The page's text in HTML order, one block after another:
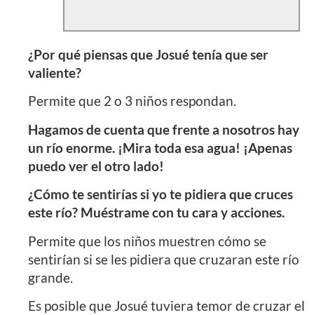
¿Por qué piensas que Josué tenía que ser
valiente?
Permite que 2 o 3 niños respondan.
Hagamos de cuenta que frente a nosotros hay
un río enorme. ¡Mira toda esa agua! ¡Apenas
puedo ver el otro lado!
¿Cómo te sentirías si yo te pidiera que cruces
este río? Muéstrame con tu cara y acciones.
Permite que los niños muestren cómo se
sentirían si se les pidiera que cruzaran este río
grande.
Es posible que Josué tuviera temor de cruzar el